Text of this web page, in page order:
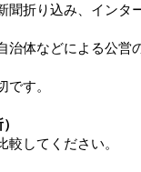
聞折り込み、インタ
治体などによる公営
す。
してください。